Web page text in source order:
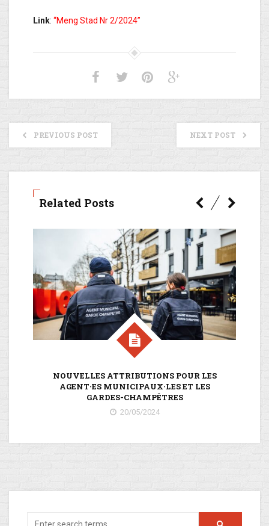
Link: “Meng Stad Nr 2/2024”
PREVIOUS POST NEXT POST
Related Posts
NOUVELLES ATTRIBUTIONS POUR LES
AGENT·ES MUNICIPAUX·LES ET LES
GARDES-CHAMPÊTRES
20/05/2024